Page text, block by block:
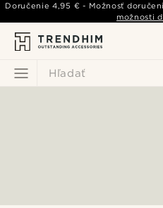
Hľadať
Doručenie4,95 € - Možnosť
možnosti